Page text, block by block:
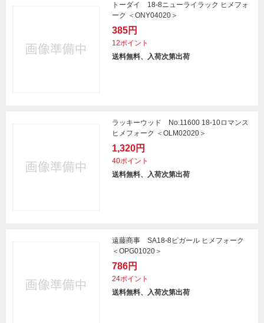
トーダイ 18-8ニューライラック ヒメフォ
ーク ＜ONY04020＞
385円
12ポイント
送料無料、入荷次第出荷
ラッキーウッド No.11600 18-10ロマンス
ヒメフォーク ＜OLM02020＞
1,320円
40ポイント
送料無料、入荷次第出荷
遠藤商事 SA18-8ピガール ヒメフォーク
＜OPG01020＞
786円
24ポイント
送料無料、入荷次第出荷